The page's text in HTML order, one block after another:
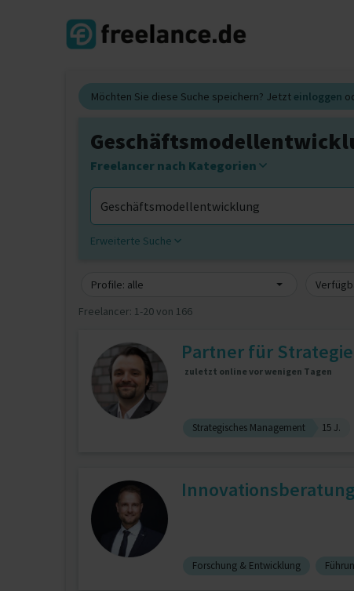
Möchten Sie diese Suche speichern? Jetzt einloggen
Freelancer nach Kategorien
Erweiterte Suche
Profile: alle
Freelancer: 1-20 von 166
Partner für
zuletzt online vor wenigen Tagen
Strategisches Management 15 J.
Forschung & Entwicklung